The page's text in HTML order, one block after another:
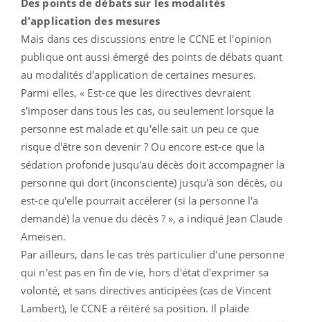
Des points de débats sur les modalités
d'application des mesures
Mais dans ces discussions entre le CCNE et l'opinion
publique ont aussi émergé des points de débats quant
au modalités d'application de certaines mesures.
Parmi elles, « Est-ce que les directives devraient
s'imposer dans tous les cas, ou seulement lorsque la
personne est malade et qu'elle sait un peu ce que
risque d'être son devenir ? Ou encore est-ce que la
sédation profonde jusqu'au décès doit accompagner la
personne qui dort (inconsciente) jusqu'à son décès, ou
est-ce qu'elle pourrait accélerer (si la personne l'a
demandé) la venue du décès ? », a indiqué Jean Claude
Ameisen.
Par ailleurs, dans le cas très particulier d'une personne
qui n'est pas en fin de vie, hors d'état d'exprimer sa
volonté, et sans directives anticipées (cas de Vincent
Lambert), le CCNE a réitéré sa position. Il plaide